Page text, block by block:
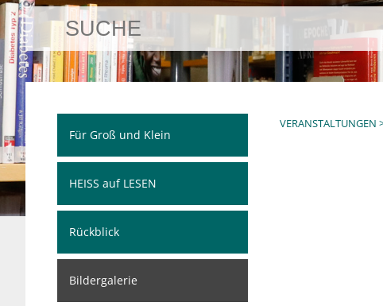
Für Groß und Klein
HEISS auf LESEN
Rückblick
Bildergalerie
VERANSTALTUNGEN